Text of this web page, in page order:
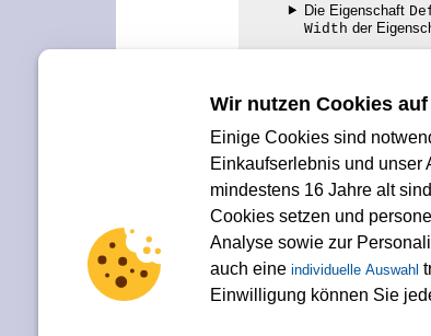
Wir nutzen Cookies
Einige Cookies sind
Einkaufserlebnis und unser
mindestens 16 Jahre alt
Cookies setzen und
Analyse sowie zur
auch eine individuelle Auswahl
Einwilligung können Sie
Die Eigenschaft
Width der
Ihre Meinung
Wie hat Ihnen das
<< zurück
Für Ihren privaten Gebrauch dürfen Sie die Online-Version